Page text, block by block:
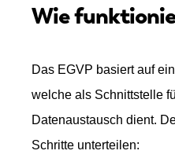
Wie
Das EGVP basiert auf
welche als Schnittstelle
Datenaustausch dient.
Schritte unterteilen: